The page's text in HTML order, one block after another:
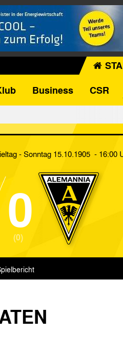
Business CSR
- Sonntag 15.10.1905 - 16:00
0
(0)